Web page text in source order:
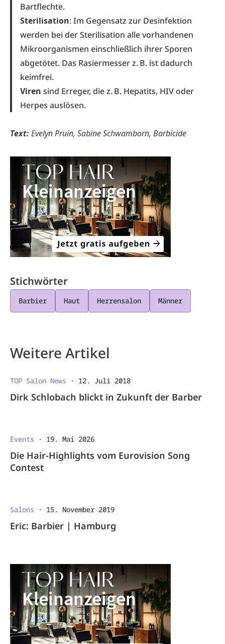
Bartflechte.
Sterilisation: Im Gegensatz zur Desinfektion
werden bei der Sterilisation alle vorhandenen
Mikroorganismen einschließlich ihrer Sporen
abgetötet. Das Rasiermesser z. B. ist dadurch
keimfrei.
Viren sind Erreger, die z. B. Hepatits, HIV oder
Herpes auslösen.
Text:Evelyn Pruin, Sabine Schwamborn, Barbicide
Stichwörter
Barbier Haut Herrensalon Männer
Weitere Artikel
TOP Salon News · 12. Juli 2018
Dirk Schlobach blickt in Zukunft der Barber
Events · 19. Mai 2026
Die Hair-Highlights vom Eurovision Song
Contest
Salons · 15. November 2019
Eric: Barbier | Hamburg